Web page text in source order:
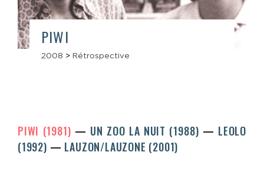
PIWI
2008 > Rétrospective
PIWI (1981) UN ZOO LA NUIT (1988)
LEOLO
(1992)
LAUZON/LAUZONE (2001)